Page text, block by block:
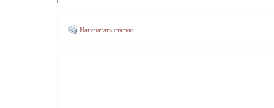
Напечатать статью